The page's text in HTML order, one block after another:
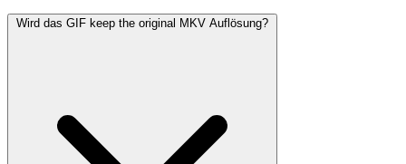
Wird das GIF keep the original MKV Auflösung?